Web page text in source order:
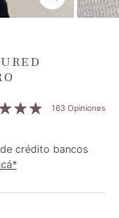
CERRAR
(ESC)
163 Opiniones
crédito bancos